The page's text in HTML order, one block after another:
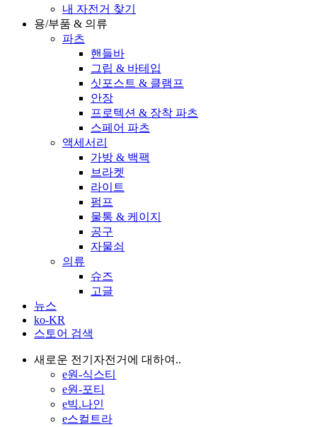
내 자전거 찾기
용/부품 & 의류
파츠
핸들바
그립 & 바테입
싯포스트 & 클램프
안장
프로텍션 & 장착 파츠
스페어 파츠
액세서리
가방 & 백팩
브라켓
라이트
펌프
물통 & 케이지
공구
자물쇠
의류
슈즈
고글
뉴스
ko-KR
스토어 검색
새로운 전기자전거에 대하여..
e원-식스티
e원-포티
e빅.나인
e스컬트라